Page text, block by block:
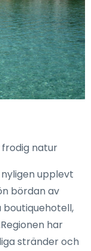
natur
upplevt
bördan av
har
stränder och